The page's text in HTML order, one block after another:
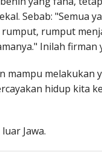
Sebab: "Semua
rumput
Inilah firman
mampu melakukan
hidup kita
Jawa.